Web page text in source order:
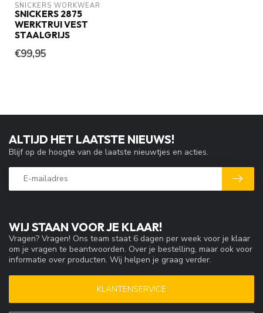
SNICKERS WORKWEAR
SNICKERS 2875
WERKTRUI VEST
STAALGRIJS
€99,95
WIJ STAAN VOOR JE KLAAR!
Vragen? Vragen! Ons team staat 6 dagen per week voor je klaar
om je vragen te beantwoorden. Over je bestelling, maar ook voor
informatie over producten. Wij helpen je graag verder.
KLANTENSERVICE
ALTIJD HET LAATSTE NIEUWS!
Blijf op de hoogte van de laatste nieuwtjes en acties.